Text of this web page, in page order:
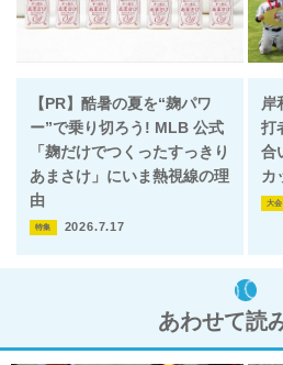
【PR】酷暑の夏を“麹パワ
ー”で乗り切ろう! MLB 公式
「麹だけでつくったすっきり
あまさけ」にいま熱視線の理
由
特集 2026.7.17
岸
打
合
カ
大会
あわせて読